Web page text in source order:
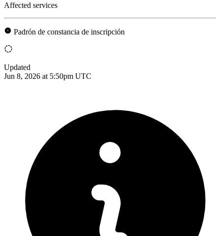
Affected services
Padrón de constancia de inscripción
Updated
Jun 8, 2026 at 5:50pm UTC